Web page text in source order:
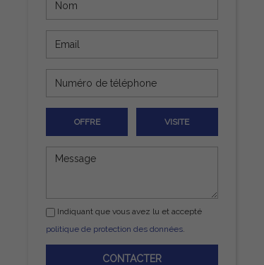
OFFRE VISITE
Indiquant que vous avez lu et accepté
politique de protection des données.
CONTACTER